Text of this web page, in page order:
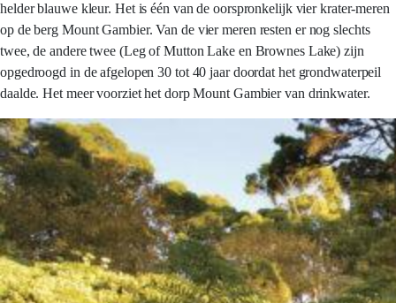
helder blauwe kleur. Het is één van de oorspronkelijk vier krater-meren
op de berg Mount Gambier. Van de vier meren resten er nog slechts
twee, de andere twee (Leg of Mutton Lake en Brownes Lake) zijn
opgedroogd in de afgelopen 30 tot 40 jaar doordat het grondwaterpeil
daalde. Het meer voorziet het dorp Mount Gambier van drinkwater.